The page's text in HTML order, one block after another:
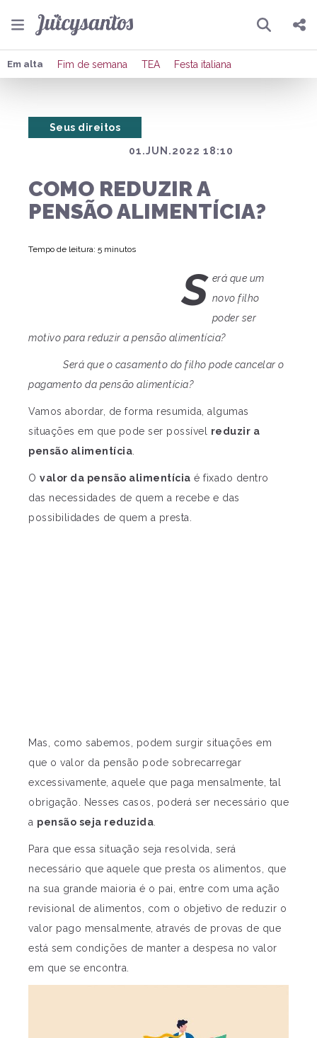
Pesquisar
Compartilhar
Publicar no X
Em alta Fim de semana TEA Festa italiana
01.JUN.2022 18:10
Seus direitos
COMO REDUZIR A
PENSÃO ALIMENTÍCIA?
Tempo de leitura: 5 minutos
S erá que um
novo filho
poder ser
motivo para reduzir a pensão alimentícia?
Será que o casamento do filho pode cancelar o
pagamento da pensão alimentícia?
Vamos abordar, de forma resumida, algumas
situações em que pode ser possível reduzir a
pensão alimentícia
O valor da pensão alimentícia é fixado dentro
das necessidades de quem a recebe e das
possibilidades de quem a presta.
Mas, como sabemos, podem surgir situações em
que o valor da pensão pode sobrecarregar
excessivamente, aquele que paga mensalmente, tal
obrigação. Nesses casos, poderá ser necessário que
a pensão seja reduzida
Para que essa situação seja resolvida, será
necessário que aquele que presta os alimentos, que
na sua grande maioria é o pai, entre com uma ação
revisional de alimentos, com o objetivo de reduzir o
valor pago mensalmente, através de provas de que
está sem condições de manter a despesa no valor
em que se encontra.